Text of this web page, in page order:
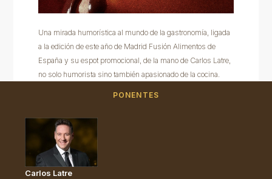
Una mirada humorística al mundo de la gastronomía, ligada
a la edición de este año de Madrid Fusión Alimentos de
España y su espot promocional, de la mano de Carlos Latre,
no solo humorista sino también apasionado de la cocina.
PONENTES
Carlos Latre